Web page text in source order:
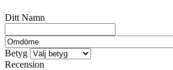
Ditt Namn
Betyg
Recension